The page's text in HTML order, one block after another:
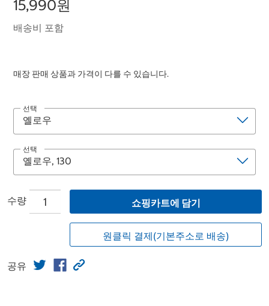
15,990원
배송비 포함
매장 판매 상품과 가격이 다를 수 있습니다.
선택
선택
수량 쇼핑카트에 담기
원클릭 결제(기본주소로 배송)
공유